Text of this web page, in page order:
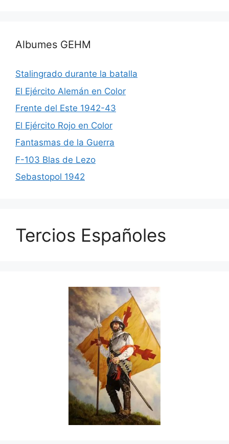
Albumes GEHM
Stalingrado durante la batalla
El Ejército Alemán en Color
Frente del Este 1942-43
El Ejército Rojo en Color
Fantasmas de la Guerra
F-103 Blas de Lezo
Sebastopol 1942
Tercios Españoles